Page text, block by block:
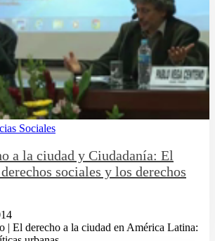
Sociales
a la ciudad y Ciudadanía: El
sociales y los derechos
| El derecho a la ciudad en América Latina: